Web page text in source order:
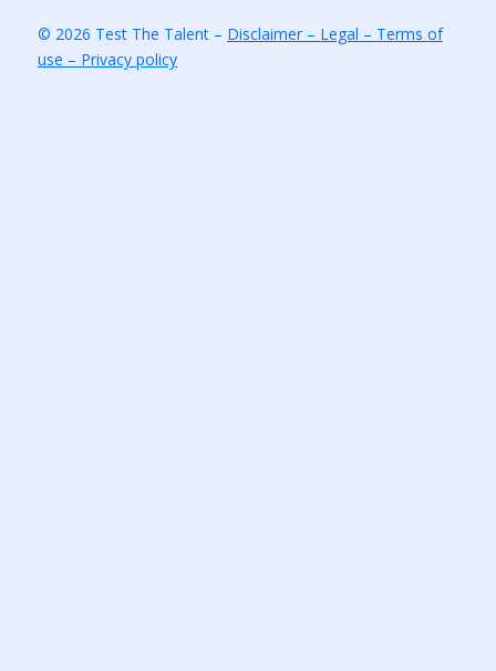
© 2026 Test The Talent – Disclaimer – Legal – Terms of
use – Privacy policy